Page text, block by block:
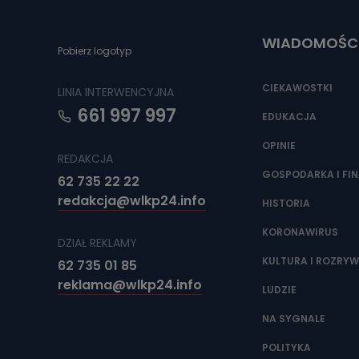
Jakie
Państwa (lub
źródeł
oraz partnerzy
Jak
Można to
Pobierz logotyp
LINIA INTERWENCYJNA
661 997 997
REDAKCJA
62 735 22 22
redakcja@wlkp24.info
DZIAŁ REKLAMY
62 735 01 85
reklama@wlkp24.info
CIEKAWOSTKI
EDUKACJA
OPINIE
GOSPODARKA I
HISTORIA
KORONAWIRUS
KULTURA I
LUDZIE
NA SYGNALE
POLITYKA